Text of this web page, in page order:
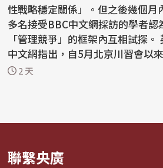
性戰略穩定關係」。但之後幾個月
多名接受BBC中文網採訪的學者認
「管理競爭」的框架內互相試探。 英國廣播公司(BBC)
中文網指出，自5月北京川習會以
「一邊...
2 天
聯繫央廣